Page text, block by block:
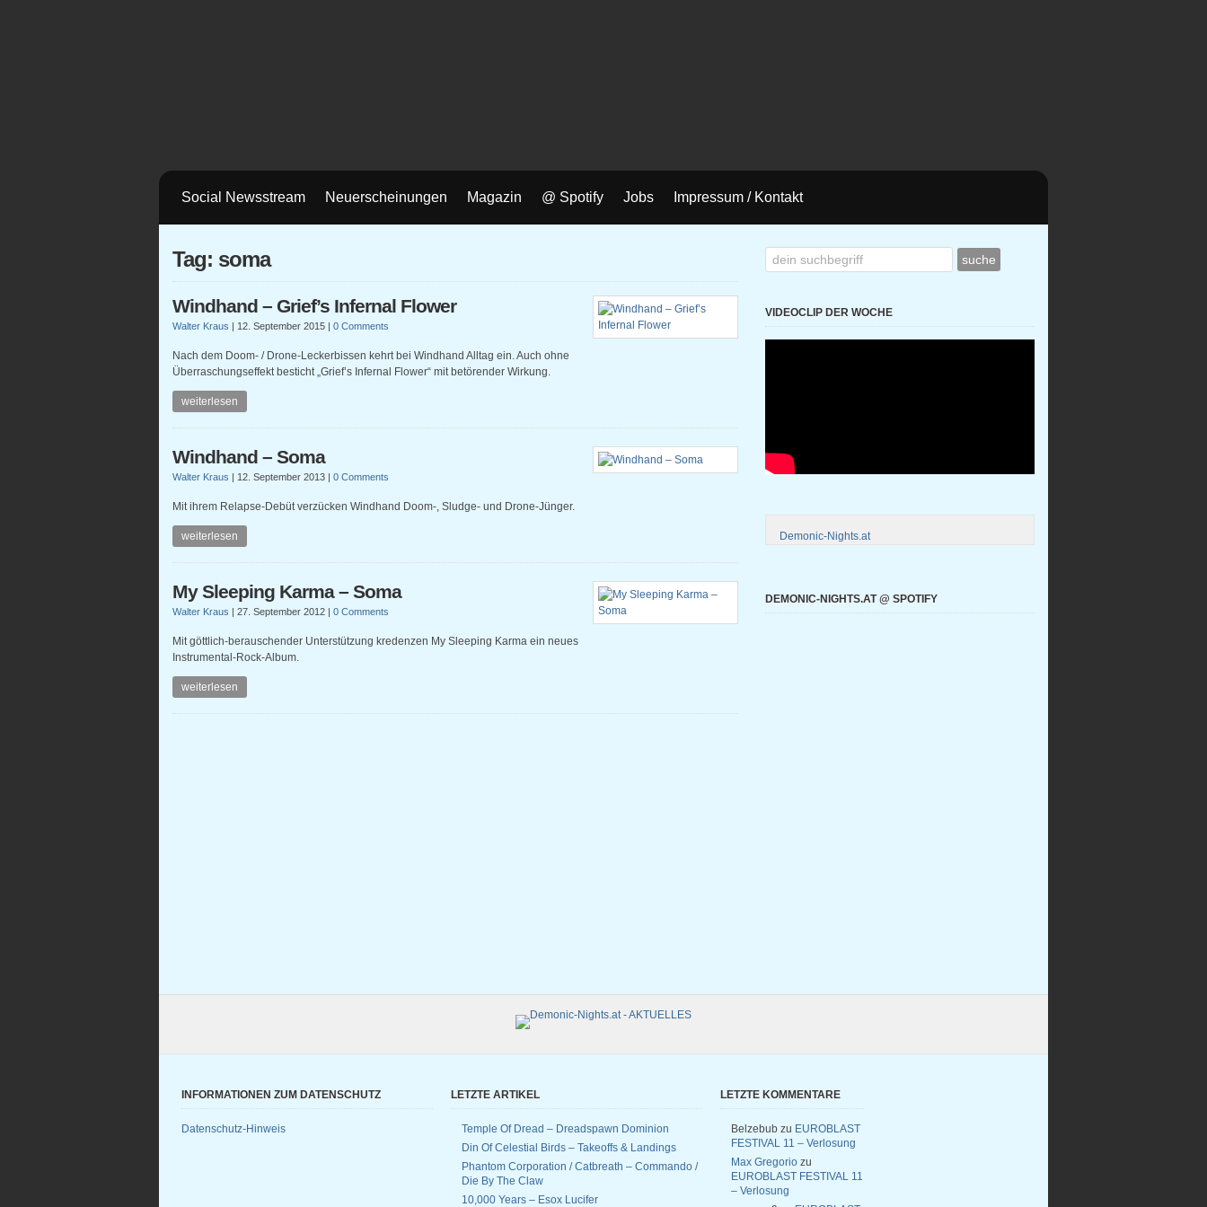
Social Newsstream Neuerscheinungen Magazin @ Spotify Jobs Impressum / Kontakt
Tag: soma
Windhand – Grief’s Infernal Flower
Walter Kraus | 12. September 2015 | 0 Comments
Nach dem Doom- / Drone-Leckerbissen kehrt bei Windhand Alltag ein. Auch ohne
Überraschungseffekt besticht „Grief’s Infernal Flower“ mit betörender Wirkung.
weiterlesen
Windhand – Soma
Walter Kraus | 12. September 2013 | 0 Comments
Mit ihrem Relapse-Debüt verzücken Windhand Doom-, Sludge- und Drone-Jünger.
weiterlesen
My Sleeping Karma – Soma
Walter Kraus | 27. September 2012 | 0 Comments
Mit göttlich-berauschender Unterstützung kredenzen My Sleeping Karma ein neues
Instrumental-Rock-Album.
weiterlesen
VIDEOCLIP DER WOCHE
Demonic-Nights.at
DEMONIC-NIGHTS.AT @ SPOTIFY
INFORMATIONEN ZUM DATENSCHUTZ
Datenschutz-Hinweis
LETZTE ARTIKEL
Temple Of Dread – Dreadspawn Dominion
Din Of Celestial Birds – Takeoffs & Landings
Phantom Corporation / Catbreath – Commando /
Die By The Claw
10,000 Years – Esox Lucifer
LETZTE KOMMENTARE
Belzebub zu EUROBLAST
FESTIVAL 11 – Verlosung
Max Gregorio zu
EUROBLAST FESTIVAL 11
– Verlosung